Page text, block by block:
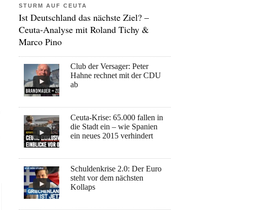
STURM AUF CEUTA
Ist Deutschland das nächste Ziel? –
Ceuta-Analyse mit Roland Tichy &
Marco Pino
Club der Versager: Peter
Hahne rechnet mit der CDU
ab
Ceuta-Krise: 65.000 fallen in
die Stadt ein – wie Spanien
ein neues 2015 verhindert
Schuldenkrise 2.0: Der Euro
steht vor dem nächsten
Kollaps